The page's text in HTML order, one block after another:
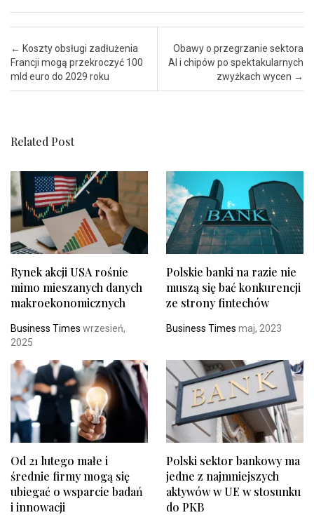
Post navigation
← Koszty obsługi zadłużenia
Francji mogą przekroczyć 100
mld euro do 2029 roku
Obawy o przegrzanie sektora
AI i chipów po spektakularnych
zwyżkach wycen →
Related Post
Rynek akcji USA rośnie
mimo mieszanych danych
makroekonomicznych
Business Times wrzesień,
2025
Polskie banki na razie nie
muszą się bać konkurencji
ze strony fintechów
Business Times maj, 2023
Od 21 lutego małe i
średnie firmy mogą się
ubiegać o wsparcie badań
i innowacji
Polski sektor bankowy ma
jedne z najmniejszych
aktywów w UE w stosunku
do PKB